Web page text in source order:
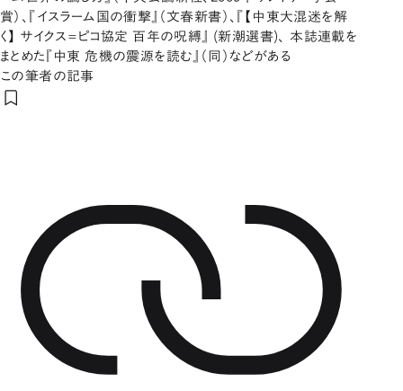
賞）、『イスラーム国の衝撃』（文春新書）、『【中東大混迷を解
く】 サイクス=ピコ協定 百年の呪縛』 (新潮選書)、 本誌連載を
まとめた『中東 危機の震源を読む』（同）などがある
この筆者の記事